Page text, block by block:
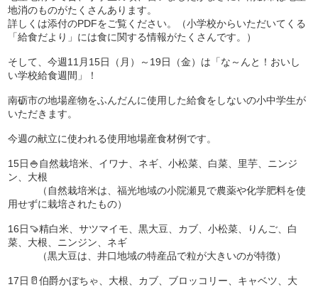
地消のものがたくさんあります。
詳しくは添付のPDFをご覧ください。（小学校からいただいてくる
「給食だより」には食に関する情報がたくさんです。）
そして、今週11月15日（月）～19日（金）は「な～んと！おいし
い学校給食週間」！
南砺市の地場産物をふんだんに使用した給食をしないの小中学生が
いただきます。
今週の献立に使われる使用地場産食材例です。
15日🍚自然栽培米、イワナ、ネギ、小松菜、白菜、里芋、ニンジ
ン、大根
（自然栽培米は、福光地域の小院瀬見で農薬や化学肥料を使
用せずに栽培されたもの）
16日🍠精白米、サツマイモ、黒大豆、カブ、小松菜、りんご、白
菜、大根、ニンジン、ネギ
（黒大豆は、井口地域の特産品で粒が大きいのが特徴）
17日🥛伯爵かぼちゃ、大根、カブ、ブロッコリー、キャベツ、大